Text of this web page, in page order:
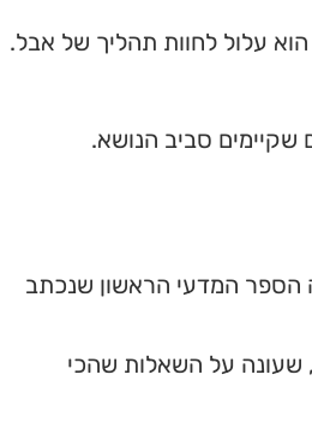
עלול לחוות תהליך של אבל.
שקיימים סביב הנושא.
המדעי הראשון שנכתב
שעונה על השאלות שהכי